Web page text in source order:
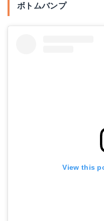
ボトムバンプ
View this